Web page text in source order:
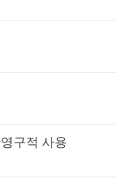
구적 사용